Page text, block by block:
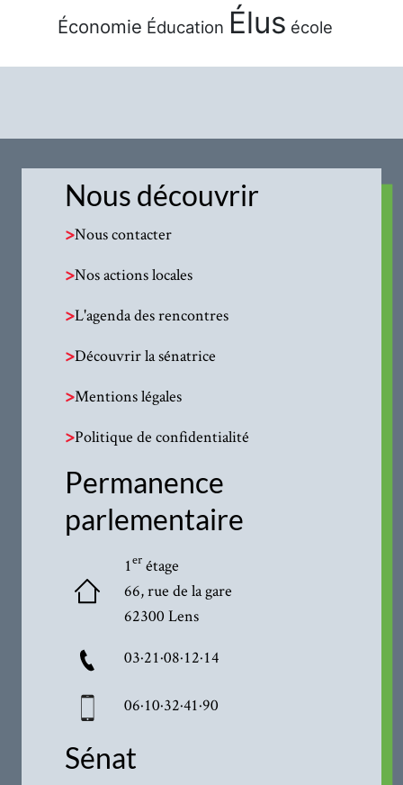
Économie Éducation Élus école
Nous découvrir
>Nous contacter
>Nos actions locales
>L'agenda des rencontres
>Découvrir la sénatrice
>Mentions légales
>Politique de confidentialité
Permanence
parlementaire
1erétage
66, rue de la gare
62300 Lens
03·21·08·12·14
06·10·32·41·90
Sénat